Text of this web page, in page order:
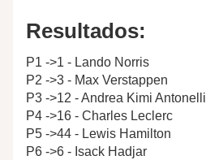
Resultados:
P1 ->1 - Lando Norris
P2 ->3 - Max Verstappen
P3 ->12 - Andrea Kimi Antonelli
P4 ->16 - Charles Leclerc
P5 ->44 - Lewis Hamilton
P6 ->6 - Isack Hadjar